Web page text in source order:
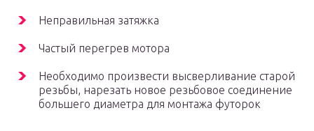
Неправильная затяжка
Частый перегрев мотора
Необходимо произвести высверливание старой
резьбы, нарезать новое резьбовое соединение
большего диаметра для монтажа футорок